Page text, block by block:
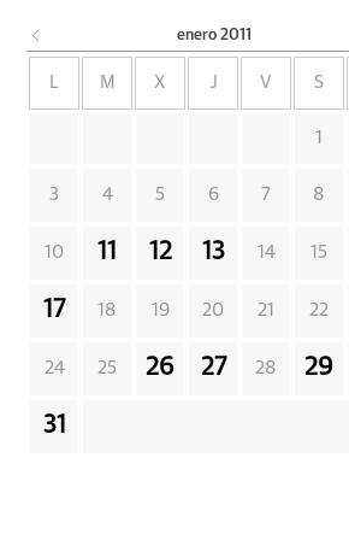
enero 2011
L M X J V S
1
3 4 5 6 7 8
10 11 12 13 14 15
17 18 19 20 21 22
24 25 26 27 28 29
31